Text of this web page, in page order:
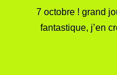
7 octobre ! grand
fantastique, j’en